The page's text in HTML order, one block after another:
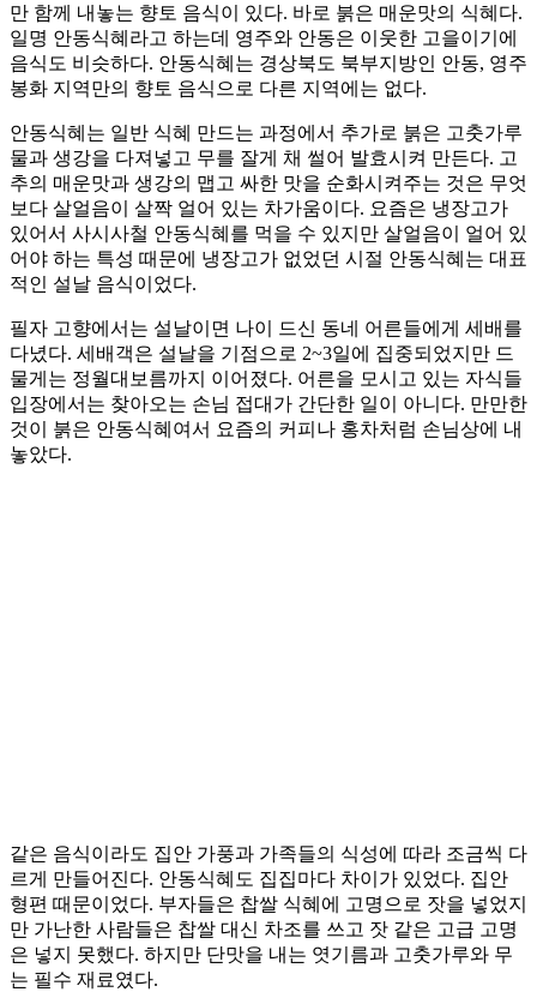
만 함께 내놓는 향토 음식이 있다. 바로 붉은 매운맛의 식혜다.
일명 안동식혜라고 하는데 영주와 안동은 이웃한 고을이기에
음식도 비슷하다. 안동식혜는 경상북도 북부지방인 안동, 영주
봉화 지역만의 향토 음식으로 다른 지역에는 없다.
안동식혜는 일반 식혜 만드는 과정에서 추가로 붉은 고춧가루
물과 생강을 다져넣고 무를 잘게 채 썰어 발효시켜 만든다. 고
추의 매운맛과 생강의 맵고 싸한 맛을 순화시켜주는 것은 무엇
보다 살얼음이 살짝 얼어 있는 차가움이다. 요즘은 냉장고가
있어서 사시사철 안동식혜를 먹을 수 있지만 살얼음이 얼어 있
어야 하는 특성 때문에 냉장고가 없었던 시절 안동식혜는 대표
적인 설날 음식이었다.
필자 고향에서는 설날이면 나이 드신 동네 어른들에게 세배를
다녔다. 세배객은 설날을 기점으로 2~3일에 집중되었지만 드
물게는 정월대보름까지 이어졌다. 어른을 모시고 있는 자식들
입장에서는 찾아오는 손님 접대가 간단한 일이 아니다. 만만한
것이 붉은 안동식혜여서 요즘의 커피나 홍차처럼 손님상에 내
놓았다.
같은 음식이라도 집안 가풍과 가족들의 식성에 따라 조금씩 다
르게 만들어진다. 안동식혜도 집집마다 차이가 있었다. 집안
형편 때문이었다. 부자들은 찹쌀 식혜에 고명으로 잣을 넣었지
만 가난한 사람들은 찹쌀 대신 차조를 쓰고 잣 같은 고급 고명
은 넣지 못했다. 하지만 단맛을 내는 엿기름과 고춧가루와 무
는 필수 재료였다.